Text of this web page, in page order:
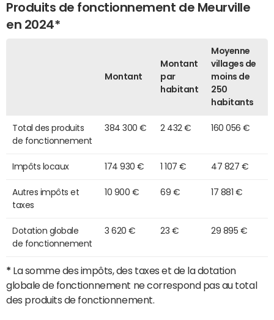
Produits de fonctionnement de Meurville
en 2024*
Montant
Montant
par
habitant
Moyenne
villages de
moins de
250
habitants
Total des produits
de fonctionnement
384 300 € 2 432 € 160 056 €
Impôts locaux 174 930 € 1 107 € 47 827 €
Autres impôts et
taxes
10 900 € 69 € 17 881 €
Dotation globale
de fonctionnement
3 620 € 23 € 29 895 €
* La somme des impôts, des taxes et de la dotation
globale de fonctionnement ne correspond pas au total
des produits de fonctionnement.